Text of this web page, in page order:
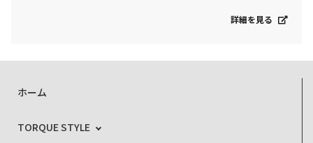
詳細を見る
ホーム
TORQUE STYLE